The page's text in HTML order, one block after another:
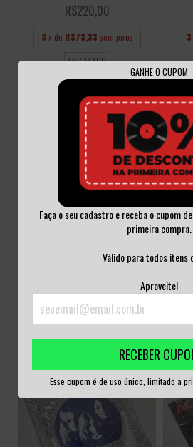
GANHE O CUPOM
Faça o seu cadastro e receba o cupom
primeira compra.
Válido para todos itens
Aproveite!
RECEBER
Esse cupom é de uso único, limitado a
R$220,00
3 x de R$73,33 sem juros
ESGOTADO
3
LACRADO 2010
ESGOTADO